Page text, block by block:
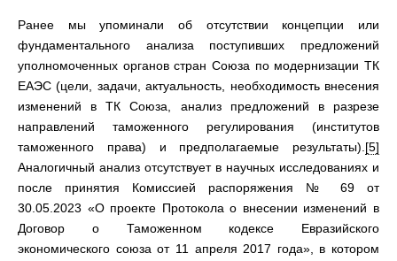
Ранее мы упоминали об отсутствии концепции или
фундаментального анализа поступивших предложений
уполномоченных органов стран Союза по модернизации ТК
ЕАЭС (цели, задачи, актуальность, необходимость внесения
изменений в ТК Союза, анализ предложений в разрезе
направлений таможенного регулирования (институтов
таможенного права) и предполагаемые результаты). [5]
Аналогичный анализ отсутствует в научных исследованиях и
после принятия Комиссией распоряжения № 69 от
30.05.2023 «О проекте Протокола о внесении изменений в
Договор о Таможенном кодексе Евразийского
экономического союза от 11 апреля 2017 года», в котором